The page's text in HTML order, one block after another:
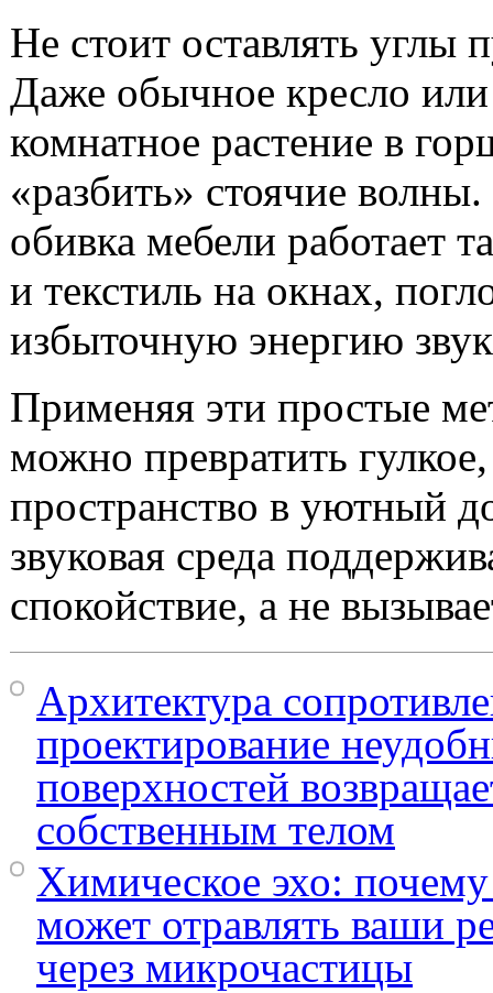
Не стоит оставлять углы
Даже обычное кресло
комнатное растение в
«разбить» стоячие
обивка мебели работает
и текстиль на окнах,
избыточную энергию
Применяя эти простые
можно превратить
пространство в уютный
звуковая среда
спокойствие, а не
Архитектура
проектирование
поверхностей
собственным телом
Химическое эхо:
может отравлять ваши
через микрочастицы